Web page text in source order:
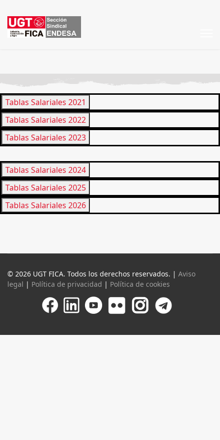
Tablas Salariales 2021
Tablas Salariales 2022
Tablas Salariales 2023
Tablas Salariales 2024
Tablas Salariales 2025
Tablas Salariales 2026
© 2026 UGT FICA. Todos los derechos reservados. | Aviso
legal | Política de privacidad | Política de cookies